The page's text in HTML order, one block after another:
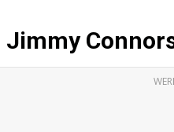
Jimmy